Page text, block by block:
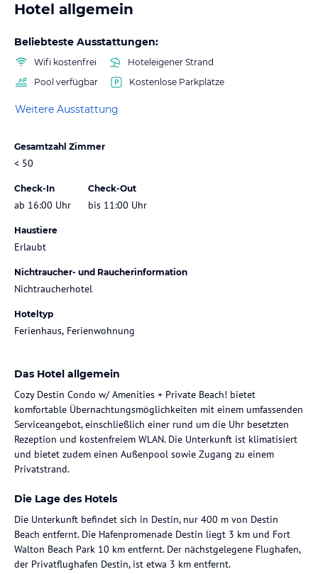
Hotel allgemein
Beliebteste Ausstattungen:
Wifi kostenfrei
Hoteleigener Strand
Pool verfügbar
Kostenlose Parkplätze
Weitere Ausstattung
Gesamtzahl Zimmer
< 50
Check-In
ab 16:00 Uhr
Check-Out
bis 11:00 Uhr
Haustiere
Erlaubt
Nichtraucher- und Raucherinformation
Nichtraucherhotel
Hoteltyp
Ferienhaus, Ferienwohnung
Das Hotel allgemein
Cozy Destin Condo w/ Amenities + Private Beach! bietet
komfortable Übernachtungsmöglichkeiten mit einem umfassenden
Serviceangebot, einschließlich einer rund um die Uhr besetzten
Rezeption und kostenfreiem WLAN. Die Unterkunft ist klimatisiert
und bietet zudem einen Außenpool sowie Zugang zu einem
Privatstrand.
Die Lage des Hotels
Die Unterkunft befindet sich in Destin, nur 400 m von Destin
Beach entfernt. Die Hafenpromenade Destin liegt 3 km und Fort
Walton Beach Park 10 km entfernt. Der nächstgelegene Flughafen,
der Privatflughafen Destin, ist etwa 3 km entfernt.